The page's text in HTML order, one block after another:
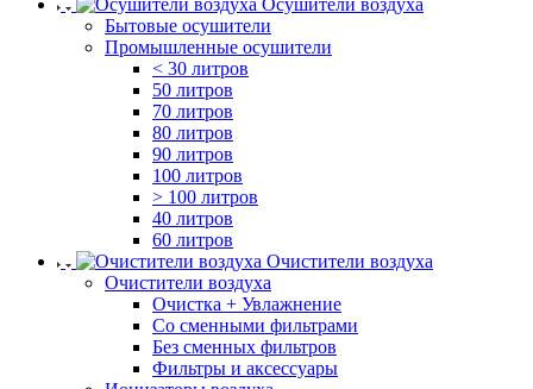
Осушители воздуха
Бытовые осушители
Промышленные осушители
< 30 литров
50 литров
70 литров
80 литров
90 литров
100 литров
> 100 литров
40 литров
60 литров
Очистители воздуха
Очистители воздуха
Очистка + Увлажнение
Cо сменными фильтрами
Без сменных фильтров
Фильтры и аксессуары